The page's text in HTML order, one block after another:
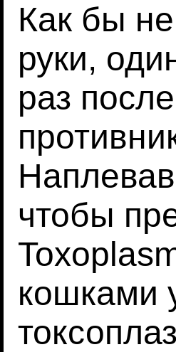
Как бы
руки,
раз
чтобы
кошками